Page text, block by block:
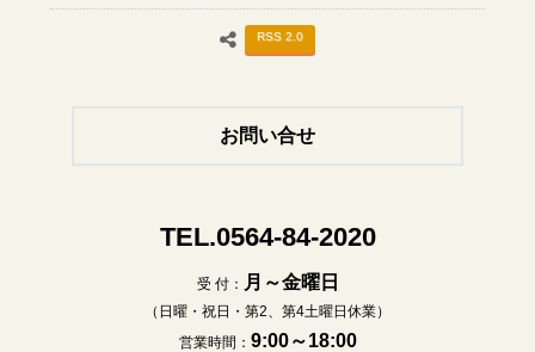
RSS 2.0
お問い合せ
TEL.0564-84-2020
受 付： 月～金曜日
（日曜・祝日・第2、第4土曜日休業）
営業時間： 9:00～18:00